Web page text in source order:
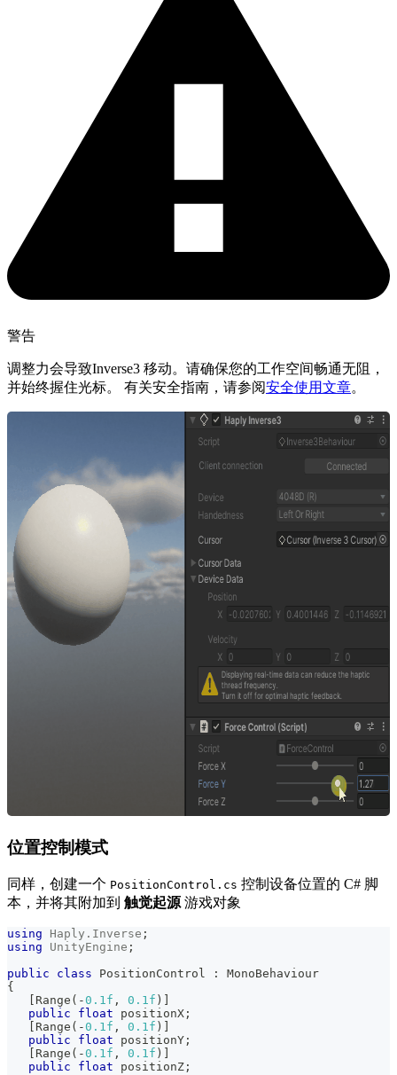
警告
调整力会导致Inverse3 移动。请确保您的工作空间畅通无阻，
并始终握住光标。 有关安全指南，请参阅安全使用文章。
位置控制模式
同样，创建一个 PositionControl.cs 控制设备位置的 C# 脚
本，并将其附加到 触觉起源 游戏对象
using Haply . Inverse ;
using
UnityEngine ;
public
class PositionControl :
MonoBehaviour
{
Range ( -0.1f , 0.1f )
public
float positionX ;
Range ( -0.1f , 0.1f )
public
float positionY ;
Range ( -0.1f , 0.1f )
public
float positionZ ;